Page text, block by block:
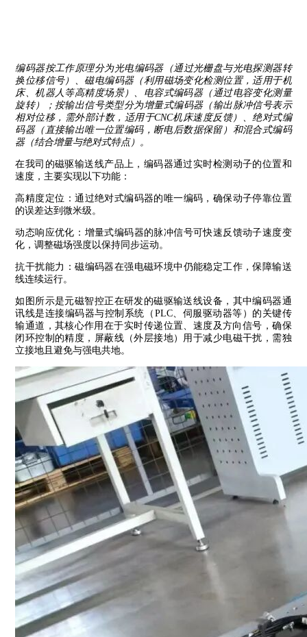
编码器按工作原理分为‌光电编码器（通过光栅盘与光电探测器转
换位移信号）、磁电编码器（利用磁场变化检测位置，适用于机
床、机器人等高精度场景）、电容式编码器（通过电容变化测量
旋转）；按输出信号类型分为‌增量式编码器（输出脉冲信号表示
相对位移，需外部计数，适用于CNC机床速度反馈）、绝对式编
码器（直接输出唯一位置编码，断电后数据保留‌）和混合式编码
器（结合增量与绝对式特点）‌。
在我司的磁驱输送线产品上，编码器通过实时检测动子的位置和
速度，主要实现以下功能：
高精度定位‌：通过绝对式编码器的唯一编码，确保动子停靠位置
的误差达到微米级‌。
动态响应优化‌：增量式编码器的脉冲信号可快速反馈动子速度变
化，调整磁场强度以保持同步运动‌。
抗干扰能力‌：磁编码器在强电磁环境中仍能稳定工作，保障输送
线连续运行‌。
如图所示是元磁智控正在研发的磁驱输送线设备，其中编码器通
讯线是连接编码器与控制系统（PLC、伺服驱动器等）的关键传
输通道，其核心作用在于‌实时传递位置、速度及方向信号‌，确保
闭环控制的精度，屏蔽线（外层接地）用于减少电磁干扰，需独
立接地且避免与强电共地‌。